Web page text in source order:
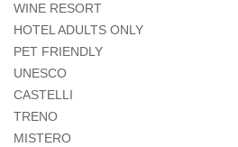
WINE RESORT
HOTEL ADULTS ONLY
PET FRIENDLY
UNESCO
CASTELLI
TRENO
MISTERO